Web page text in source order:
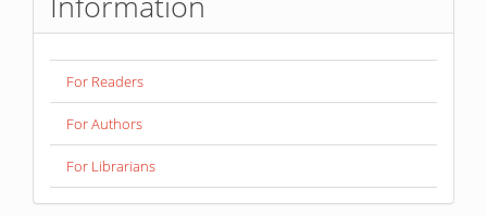
For Readers
For Authors
For Librarians